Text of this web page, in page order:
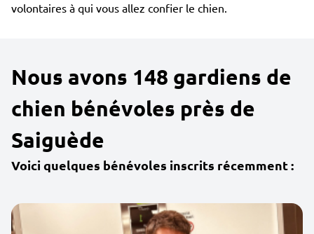
volontaires à qui vous allez confier le chien.
Nous avons 148 gardiens de
chien bénévoles près de
Saiguède
Voici quelques bénévoles inscrits récemment :